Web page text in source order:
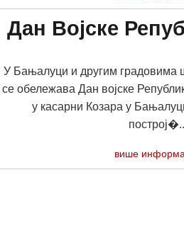
Дан Војске
У Бањалуци и другим градовима
се обележава Дан војске
у касарни Козара у
више